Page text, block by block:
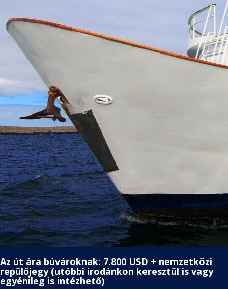
Az út ára búvároknak: 7.800 USD + nemzetközi
repülőjegy (utóbbi irodánkon keresztül is vagy
egyénileg is intézhető)